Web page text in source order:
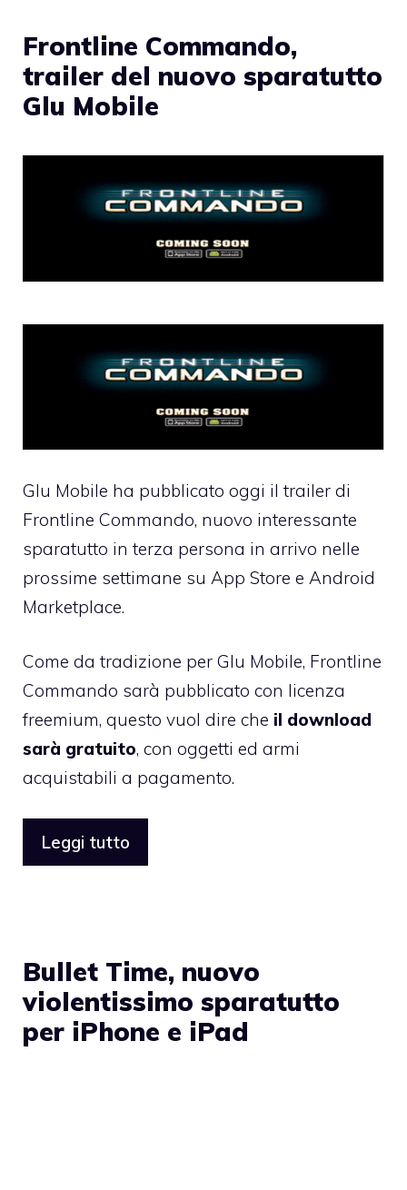
Frontline Commando,
trailer del nuovo sparatutto
Glu Mobile
Glu Mobile ha pubblicato oggi il trailer di
Frontline Commando, nuovo interessante
sparatutto in terza persona in arrivo nelle
prossime settimane su App Store e Android
Marketplace.
Come da tradizione per Glu Mobile, Frontline
Commando sarà pubblicato con licenza
freemium, questo vuol dire che il download
sarà gratuito, con oggetti ed armi
acquistabili a pagamento.
Leggi tutto
Bullet Time, nuovo
violentissimo sparatutto
per iPhone e iPad